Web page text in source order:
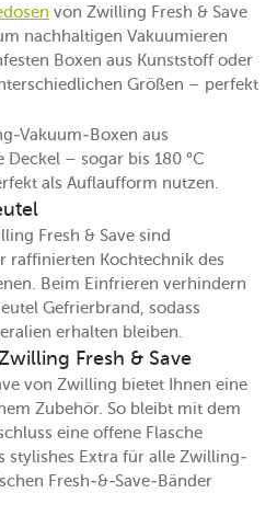
von Zwilling Fresh & Save
nachhaltigen Vakuumieren
Boxen aus Kunststoff oder
Größen – perfekt
Vakuum-Boxen aus
– sogar bis 180 °C
als Auflaufform nutzen.
Fresh & Save sind
raffinierten Kochtechnik des
Beim Einfrieren verhindern
Gefrierbrand, sodass
erhalten bleiben.
Fresh & Save
von Zwilling bietet Ihnen eine
Zubehör. So bleibt mit dem
eine offene Flasche
stylishes Extra für alle Zwilling-
Fresh-&-Save-Bänder